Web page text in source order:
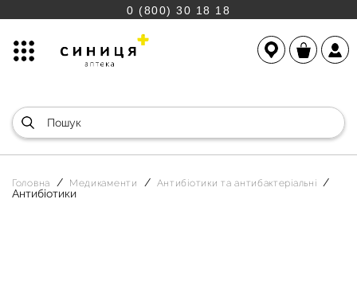
0 (800) 30 18 18
Головна Медикаменти Антибіотики та антибактеріальні
Антибіотики